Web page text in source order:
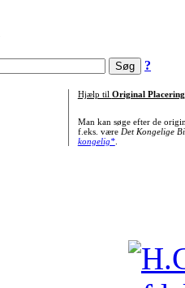
?
Hjælp til Original Placering
Man kan søge efter de
f.eks. være Det Kongelige
kongelig*.